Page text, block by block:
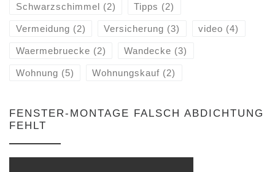
Schwarzschimmel (2) Tipps (2)
Vermeidung (2) Versicherung (3) video (4)
Waermebruecke (2) Wandecke (3)
Wohnung (5) Wohnungskauf (2)
FENSTER-MONTAGE FALSCH ABDICHTUNG
FEHLT